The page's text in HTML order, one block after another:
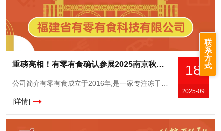
18
2025-09
重磅亮相！有零有食确认参展2025南京秋糖，展示科技赋能零食新成果
[详情]
联
系
方
式